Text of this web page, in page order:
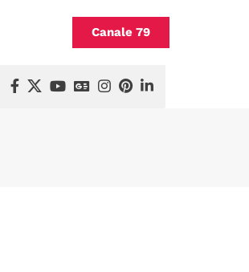
Canale 79